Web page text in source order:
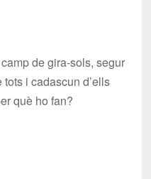
de gira-sols, segur
tots i cadascun d’ells
què ho fan?